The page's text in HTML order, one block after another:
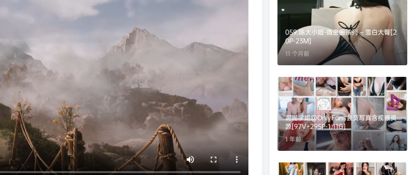
059.陈大小姐-微密圈系列 – 雪白大臀[2
0P-23M]
11 个月前
泥泥学姐@OnlyFans会员写真含视频资
源[97V+295P-1.11G]
1 年前